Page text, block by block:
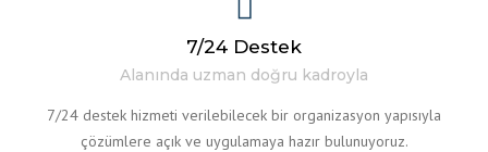
7/24 Destek
Alanında uzman doğru kadroyla
7/24 destek hizmeti verilebilecek bir organizasyon yapısıyla
çözümlere açık ve uygulamaya hazır bulunuyoruz.